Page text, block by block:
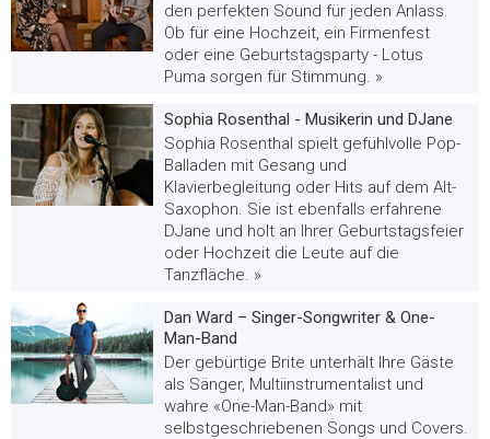
den perfekten Sound für jeden Anlass.
Ob für eine Hochzeit, ein Firmenfest
oder eine Geburtstagsparty - Lotus
Puma sorgen für Stimmung. »
Sophia Rosenthal - Musikerin und DJane
Sophia Rosenthal spielt gefühlvolle Pop-
Balladen mit Gesang und
Klavierbegleitung oder Hits auf dem Alt-
Saxophon. Sie ist ebenfalls erfahrene
DJane und holt an Ihrer Geburtstagsfeier
oder Hochzeit die Leute auf die
Tanzfläche. »
Dan Ward – Singer-Songwriter & One-
Man-Band
Der gebürtige Brite unterhält Ihre Gäste
als Sänger, Multiinstrumentalist und
wahre «One-Man-Band» mit
selbstgeschriebenen Songs und Covers.